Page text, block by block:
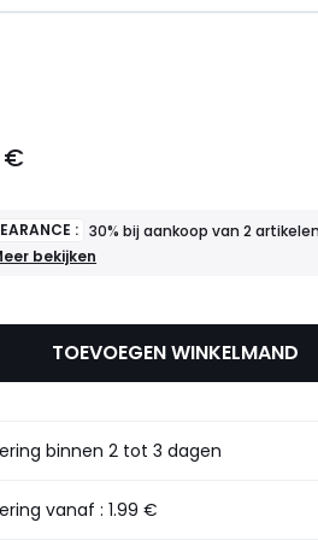
€
: 30% bij aankoop van 2
aankoop
naar
ervan
bekijken
TOEVOEGEN WINKELMAND
binnen 2 tot 3 dagen
vanaf :1.99 €